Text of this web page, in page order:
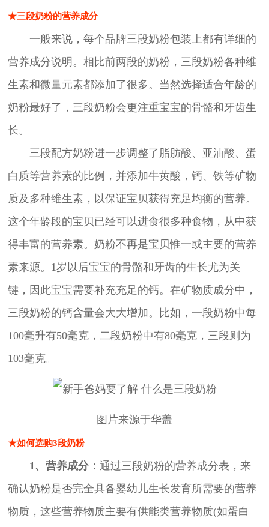
★三段奶粉的营养成分
一般来说，每个品牌三段奶粉包装上都有详细的
营养成分说明。相比前两段的奶粉，三段奶粉各种维
生素和微量元素都添加了很多。当然选择适合年龄的
奶粉最好了，三段奶粉会更注重宝宝的骨骼和牙齿生
长。
三段配方奶粉进一步调整了脂肪酸、亚油酸、蛋
白质等营养素的比例，并添加牛黄酸，钙、铁等矿物
质及多种维生素，以保证宝贝获得充足均衡的营养。
这个年龄段的宝贝已经可以进食很多种食物，从中获
得丰富的营养素。奶粉不再是宝贝惟一或主要的营养
素来源。1岁以后宝宝的骨骼和牙齿的生长尤为关
键，因此宝宝需要补充充足的钙。在矿物质成分中，
三段奶粉的钙含量会大大增加。比如，一段奶粉中每
100毫升有50毫克，二段奶粉中有80毫克，三段则为
103毫克。
图片来源于华盖
★如何选购3段奶粉
1、营养成分： 通过三段奶粉的营养成分表，来
确认奶粉是否完全具备婴幼儿生长发育所需要的营养
物质，这些营养物质主要有供能类营养物质(如蛋白